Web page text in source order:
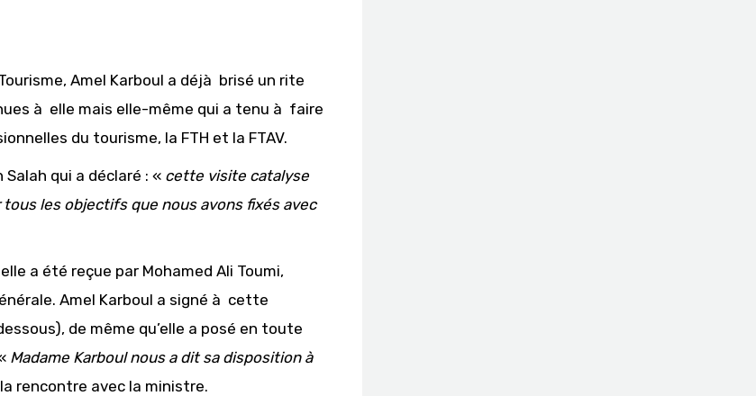
Amel Karboul a déjà brisé un rite
à elle mais elle-même qui a tenu à faire
du tourisme, la FTH et la FTAV.
qui a déclaré : « cette visite catalyse
les objectifs que nous avons fixés avec
a été reçue par Mohamed Ali Toumi,
Amel Karboul a signé à cette
de même qu’elle a posé en toute
Madame Karboul nous a dit sa disposition à
rencontre avec la ministre.